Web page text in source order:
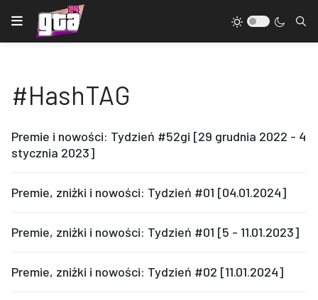
#HashTAG
Premie i nowości: Tydzień #52gi [29 grudnia 2022 - 4
stycznia 2023]
Premie, zniżki i nowości: Tydzień #01 [04.01.2024]
Premie, zniżki i nowości: Tydzień #01 [5 - 11.01.2023]
Premie, zniżki i nowości: Tydzień #02 [11.01.2024]